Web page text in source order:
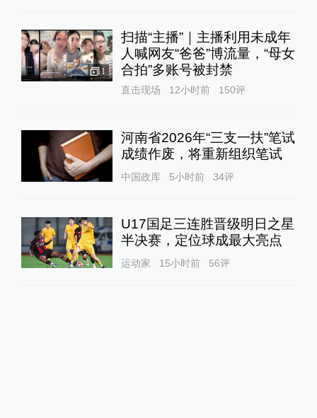
1
扫描“主播”｜主播利用未成年
人喊网友“爸爸”博流量，“母女
合拍”多账号被封禁
直击现场 12小时前 150评
河南省2026年“三支一扶”笔试
成绩作废，将重新组织笔试
中国政库 5小时前 34评
U17国足三连胜晋级明日之星
半决赛，定位球成最大亮点
运动家 15小时前 56评